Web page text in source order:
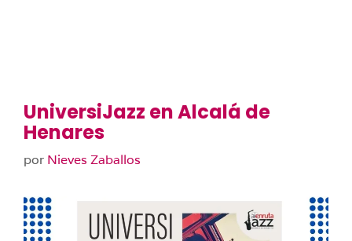
UniversiJazz en Alcalá de
Henares
por Nieves Zaballos